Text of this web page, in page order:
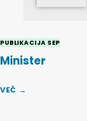
PUBLIKACIJA SEP
Minister
VEČ →